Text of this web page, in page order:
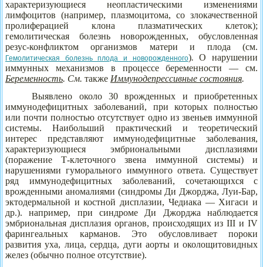
характеризующиеся
неопластическими изменениями
лимфоцитов (например, плазмоцитома, со злокачественной
пролиферацией клона плазматических клеток);
гемолитическая болезнь новорожденных, обусловленная
резус-конфликтом организмов матери и плода (см.
Гемолитическая болезнь плода и новорожденного). О нарушении
иммунных механизмов в процессе беременности — см.
Беременность. См. также Иммунодепрессивные состояния.
Выявлено около 30 врожденных и приобретенных
иммунодефицитных заболеваний, при которых полностью
или почти полностью отсутствует одно из звеньев иммунной
системы. Наибольший практический и теоретический
интерес представляют иммунодефицитные заболевания,
характеризующиеся эмбриональными дисплазиями
(поражение Т-клеточного звена иммунной системы) и
нарушениями гуморального иммунного ответа. Существует
ряд иммунодефицитных заболеваний, сочетающихся с
врожденными аномалиями (синдромы Ди Джорджа, Луи-Бар,
эктодермальной и костной дисплазии, Чедиака — Хигаси и
др.). например, при синдроме Ди Джорджа наблюдается
эмбриональная дисплазия органов, происходящих из III и IV
фарингеальных карманов. Это обусловливает пороки
развития уха, лица, сердца, дуги аорты и околощитовидных
желез (обычно полное отсутствие).